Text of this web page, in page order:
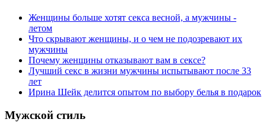
Женщины больше хотят секса весной, а мужчины -
летом
Что скрывают женщины, и о чем не подозревают их
мужчины
Почему женщины отказывают вам в сексе?
Лучший секс в жизни мужчины испытывают после 33
лет
Ирина Шейк делится опытом по выбору белья в подарок
Мужской стиль